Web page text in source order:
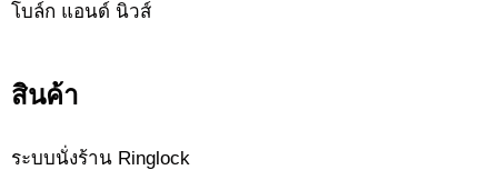
โบล์ก แอนด์ นิวส์
สินค้า
ระบบนั่งร้าน Ringlock